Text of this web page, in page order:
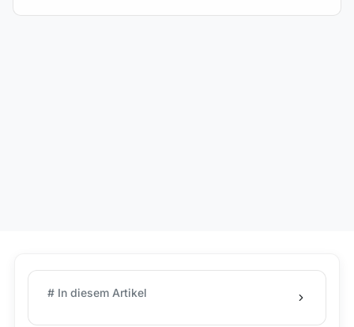
# In diesem Artikel